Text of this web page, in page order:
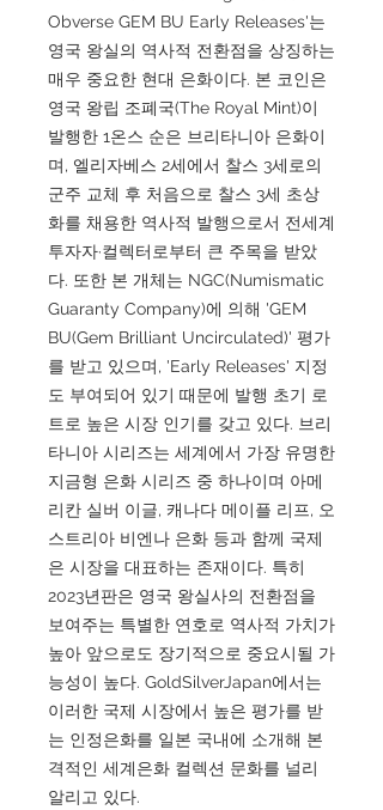
Obverse GEM BU Early Releases'는
영국 왕실의 역사적 전환점을 상징하는
매우 중요한 현대 은화이다. 본 코인은
영국 왕립 조폐국(The Royal Mint)이
발행한 1온스 순은 브리타니아 은화이
며, 엘리자베스 2세에서 찰스 3세로의
군주 교체 후 처음으로 찰스 3세 초상
화를 채용한 역사적 발행으로서 전세계
투자자·컬렉터로부터 큰 주목을 받았
다. 또한 본 개체는 NGC(Numismatic
Guaranty Company)에 의해 'GEM
BU(Gem Brilliant Uncirculated)' 평가
를 받고 있으며, 'Early Releases' 지정
도 부여되어 있기 때문에 발행 초기 로
트로 높은 시장 인기를 갖고 있다. 브리
타니아 시리즈는 세계에서 가장 유명한
지금형 은화 시리즈 중 하나이며 아메
리칸 실버 이글, 캐나다 메이플 리프, 오
스트리아 비엔나 은화 등과 함께 국제
은 시장을 대표하는 존재이다. 특히
2023년판은 영국 왕실사의 전환점을
보여주는 특별한 연호로 역사적 가치가
높아 앞으로도 장기적으로 중요시될 가
능성이 높다. GoldSilverJapan에서는
이러한 국제 시장에서 높은 평가를 받
는 인정은화를 일본 국내에 소개해 본
격적인 세계은화 컬렉션 문화를 널리
알리고 있다.